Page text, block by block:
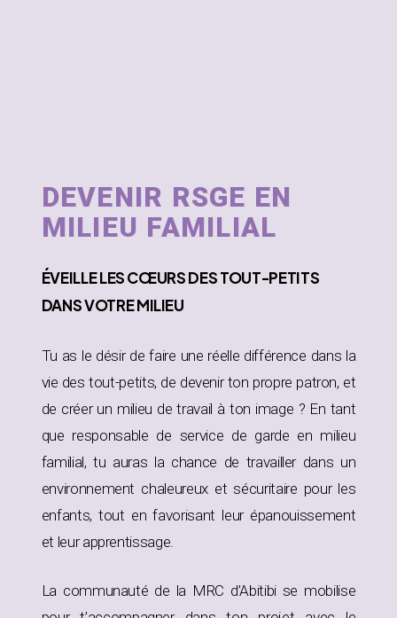
DEVENIR RSGE EN
MILIEU FAMILIAL
ÉVEILLELES CŒURS DES TOUT-PETITS
DANSVOTRE MILIEU
Tu as le désir de faire une réelle différence dans la
vie des tout-petits, de devenir ton propre patron, et
de créer un milieu de travail à ton image ? En tant
que responsable de service de garde en milieu
familial, tu auras la chance de travailler dans un
environnement chaleureux et sécuritaire pour les
enfants, tout en favorisant leur épanouissement
et leur apprentissage.
La communauté de la MRC d’Abitibi se mobilise